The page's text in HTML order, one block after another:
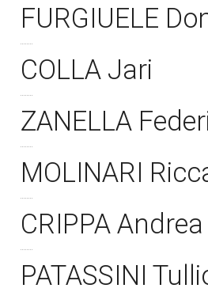
FURGIUELE
COLLA Jari
ZANELLA
MOLINARI
CRIPPA
PATASSINI